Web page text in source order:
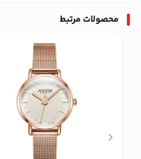
محصولات مرتبط